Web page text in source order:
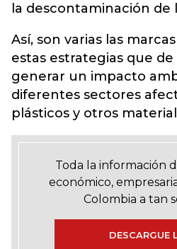
la descontaminación de
Así, son varias las
estas estrategias que
generar un impacto
diferentes sectores
plásticos y otros
Toda la información
económico,
Colombia a tan
DESCARGUE